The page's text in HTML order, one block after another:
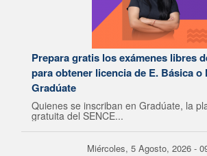
Prepara gratis los exámenes libres
para obtener licencia de E. Básica o
Gradúate
Quienes se inscriban en Gradúate, la
gratuita del SENCE...
Miércoles, 5 Agosto, 2026 -